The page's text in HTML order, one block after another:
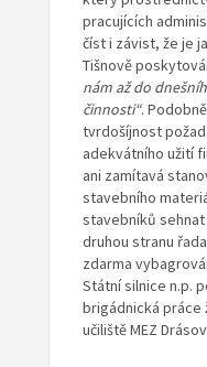
pracujících
číst i závist, že je
Tišnově
nám až do
činnosti“.
tvrdošíjnost
adekvátního užití
ani zamítavá
stavebního
stavebníků
druhou stranu
zdarma
Státní silnice n.p.
brigádnická práce
učiliště MEZ